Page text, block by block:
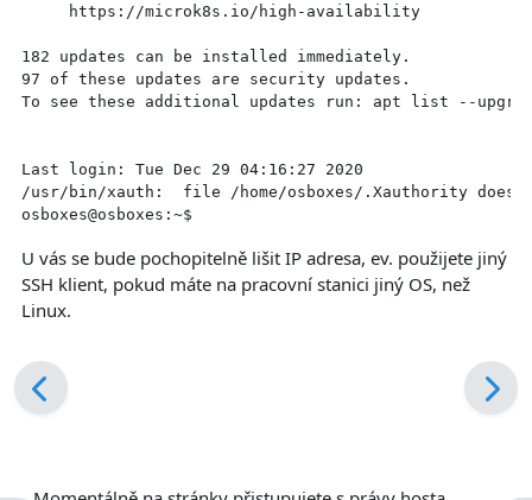
     https://microk8s.io/high-availability
182 updates can be installed immediately.
97 of these updates are security updates.
To see these additional updates run: apt list --
Last login: Tue Dec 29 04:16:27 2020
/usr/bin/xauth:  file /home/osboxes/.Xauthority does
U vás se bude pochopitelně lišit IP adresa, ev. použijete jiný
SSH klient, pokud máte na pracovní stanici jiný OS, než
Linux.